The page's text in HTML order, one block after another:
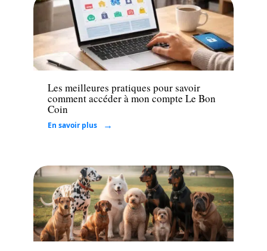
Entreprise
Les meilleures pratiques pour savoir
comment accéder à mon compte Le Bon
Coin
En savoir plus
Famille